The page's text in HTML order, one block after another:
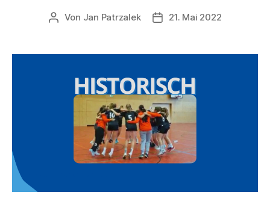
Beitragsautor
Von Jan Patrzalek Veröffentlichungsdatum
21. Mai 2022